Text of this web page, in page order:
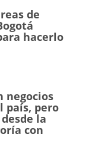
de
hacerlo
negocios
país, pero
la
con